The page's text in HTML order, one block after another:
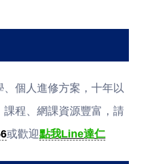
個人進修方案，十年以
程、網課資源豐富，請
或歡迎點我Line達仁